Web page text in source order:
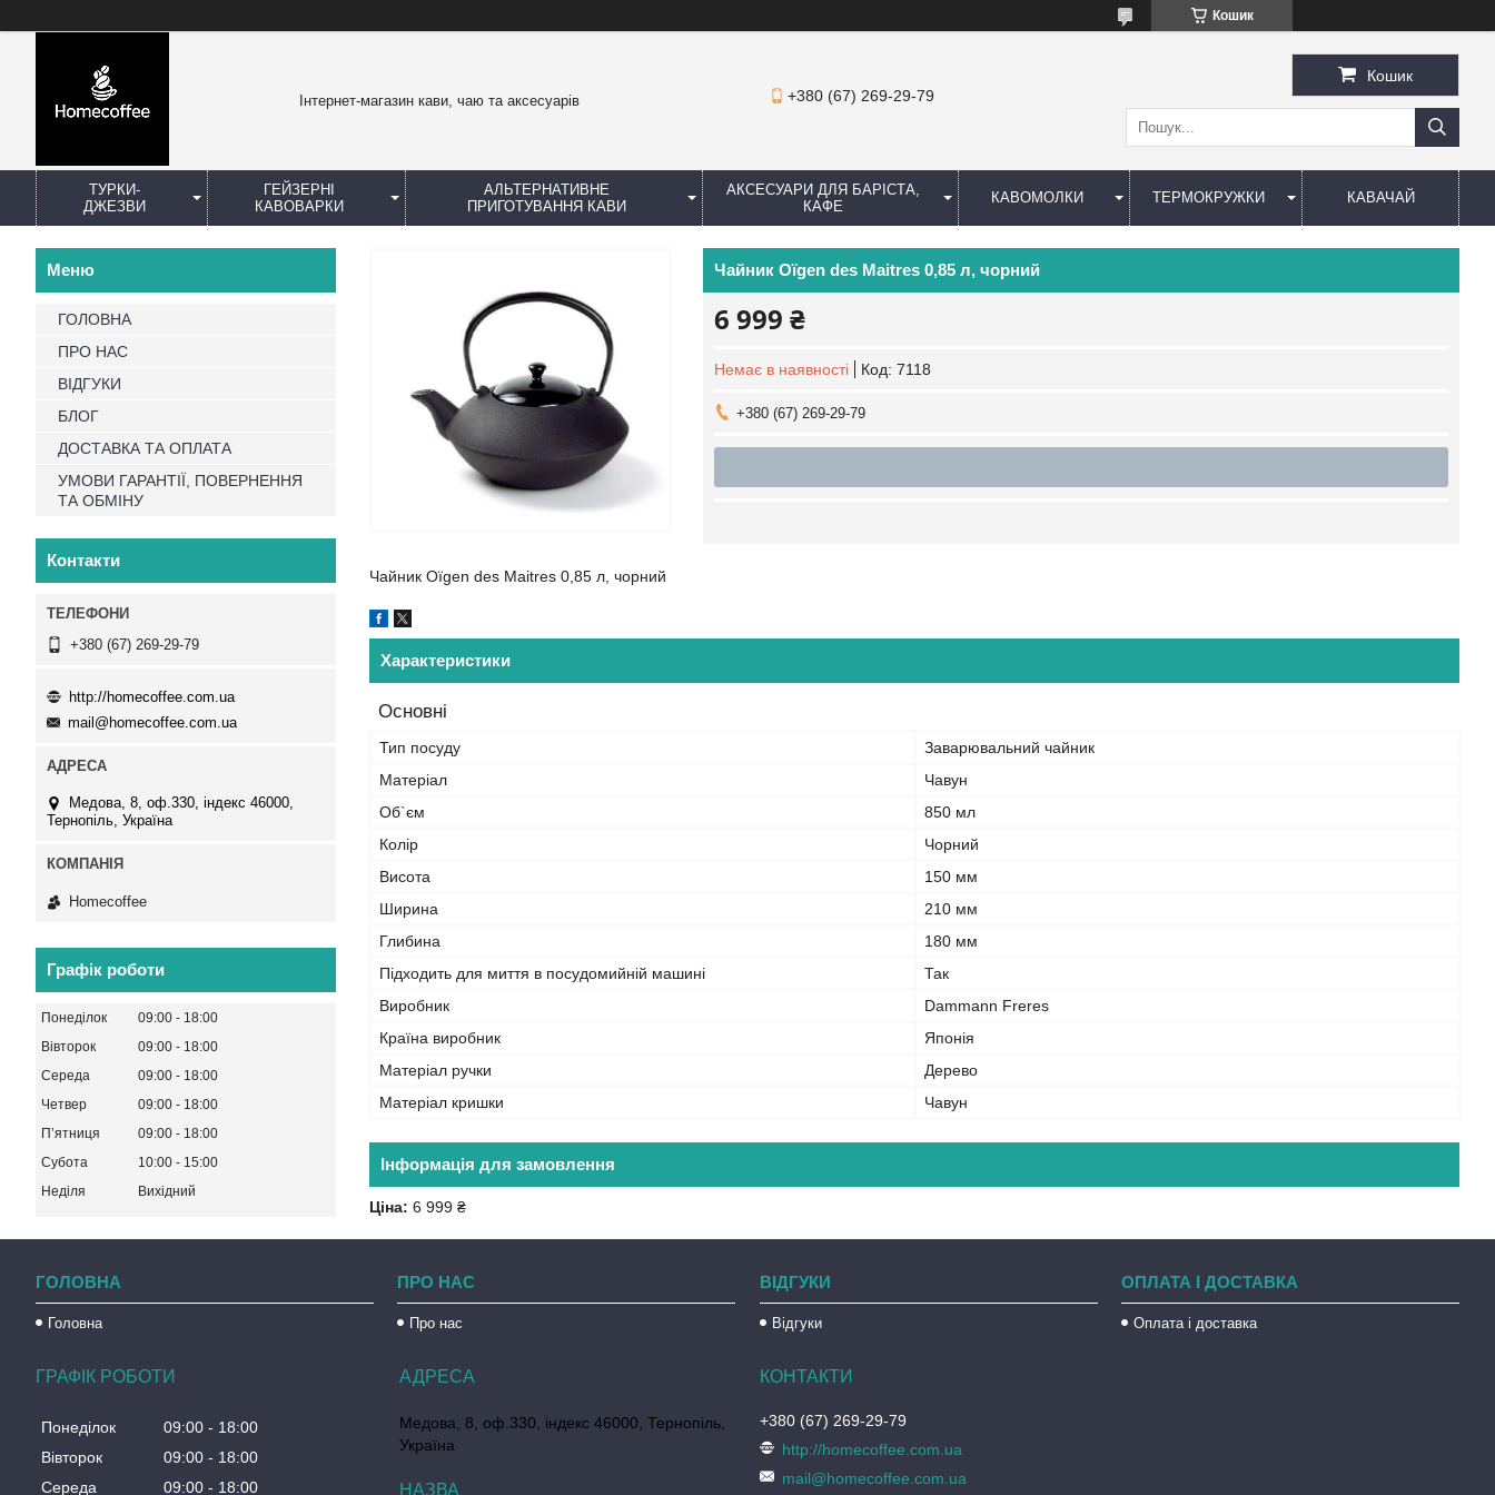
Кошик
Інтернет-магазин кави, чаю та аксесуарів +380 (67) 269-29-79
Кошик
ТУРКИ-
ДЖЕЗВИ
ГЕЙЗЕРНІ
КАВОВАРКИ
АЛЬТЕРНАТИВНЕ
ПРИГОТУВАННЯ КАВИ
АКСЕСУАРИ ДЛЯ БАРІСТА,
КАФЕ
КАВОМОЛКИ ТЕРМОКРУЖКИ КАВАЧАЙ
Чайник Oïgen des Maitres 0,85 л, чорний
6 999 ₴
Немає в наявності Код: 7118
+380 (67) 269-29-79
Чайник Oïgen des Maitres 0,85 л, чорний
Характеристики
Основні
Тип посуду
Заварювальний чайник
Матеріал
Чавун
Об`єм
850 мл
Колір
Чорний
Висота
150 мм
Ширина
210 мм
Глибина
180 мм
Підходить для миття в посудомийній машині
Так
Виробник
Dammann Freres
Країна виробник
Японія
Матеріал ручки
Дерево
Матеріал кришки
Чавун
Інформація для замовлення
Ціна: 6 999 ₴
ГОЛОВНА
ПРО НАС
ВІДГУКИ
БЛОГ
ДОСТАВКА ТА ОПЛАТА
УМОВИ ГАРАНТІЇ, ПОВЕРНЕННЯ
ТА ОБМІНУ
Контакти
+380 (67) 269-29-79
http://homecoffee.com.ua
mail@homecoffee.com.ua
Медова, 8, оф.330, індекс 46000,
Тернопіль, Україна
Homecoffee
Графік роботи
Понеділок 09:00
18:00
Вівторок
09:00
18:00
Середа
09:00
18:00
Четвер
09:00
18:00
Пʼятниця
09:00
18:00
Субота
10:00
15:00
Неділя
Вихідний
ГОЛОВНА
Головна
ПРО НАС
Про нас
ВІДГУКИ
Відгуки
ОПЛАТА І ДОСТАВКА
Оплата і доставка
ГРАФІК РОБОТИ
Понеділок 09:00
18:00
Вівторок
09:00
18:00
Середа
09:00 18:00
Медова, 8, оф.330, індекс 46000, Тернопіль,
Україна
+380 (67) 269-29-79
http://homecoffee.com.ua
mail@homecoffee.com.ua